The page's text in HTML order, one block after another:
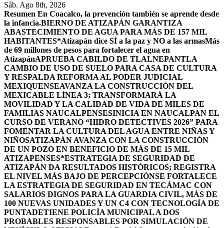
Sáb. Ago 8th, 2026
Resumen En Coacalco, la prevención también se aprende desde
la infancia.BIERNO DE ATIZAPÁN GARANTIZA
ABASTECIMIENTO DE AGUA PARA MÁS DE 157 MIL
HABITANTES*Atizapán dice SÍ a la paz y NO a las armasMás
de 69 millones de pesos para fortalecer el agua en
AtizapánAPRUEBA CABILDO DE TLALNEPANTLA
CAMBIO DE USO DE SUELO PARA CASA DE CULTURA
Y RESPALDA REFORMA AL PODER JUDICIAL
MEXIQUENSEAVANZA LA CONSTRUCCIÓN DEL
MEXICABLE LÍNEA 3; TRANSFORMARÁ LA
MOVILIDAD Y LA CALIDAD DE VIDA DE MILES DE
FAMILIAS NAUCALPENSESINICIA EN NAUCALPAN EL
CURSO DE VERANO “HIDRO DETECTIVES 2026” PARA
FOMENTAR LA CULTURA DEL AGUA ENTRE NIÑAS Y
NIÑOSATIZAPÁN AVANZA CON LA CONSTRUCCIÓN
DE UN POZO EN BENEFICIO DE MÁS DE 15 MIL
ATIZAPENSES*ESTRATEGIA DE SEGURIDAD DE
ATIZAPÁN DA RESULTADOS HISTÓRICOS; REGISTRA
EL NIVEL MÁS BAJO DE PERCEPCIÓNSE FORTALECE
LA ESTRATEGIA DE SEGURIDAD EN TECÁMAC CON
SALARIOS DIGNOS PARA LA GUARDIA CIVIL, MÁS DE
100 NUEVAS UNIDADES Y UN C4 CON TECNOLOGÍA DE
PUNTADETIENE POLICÍA MUNICIPAL A DOS
PROBABLES RESPONSABLES POR SIMULACIÓN DE